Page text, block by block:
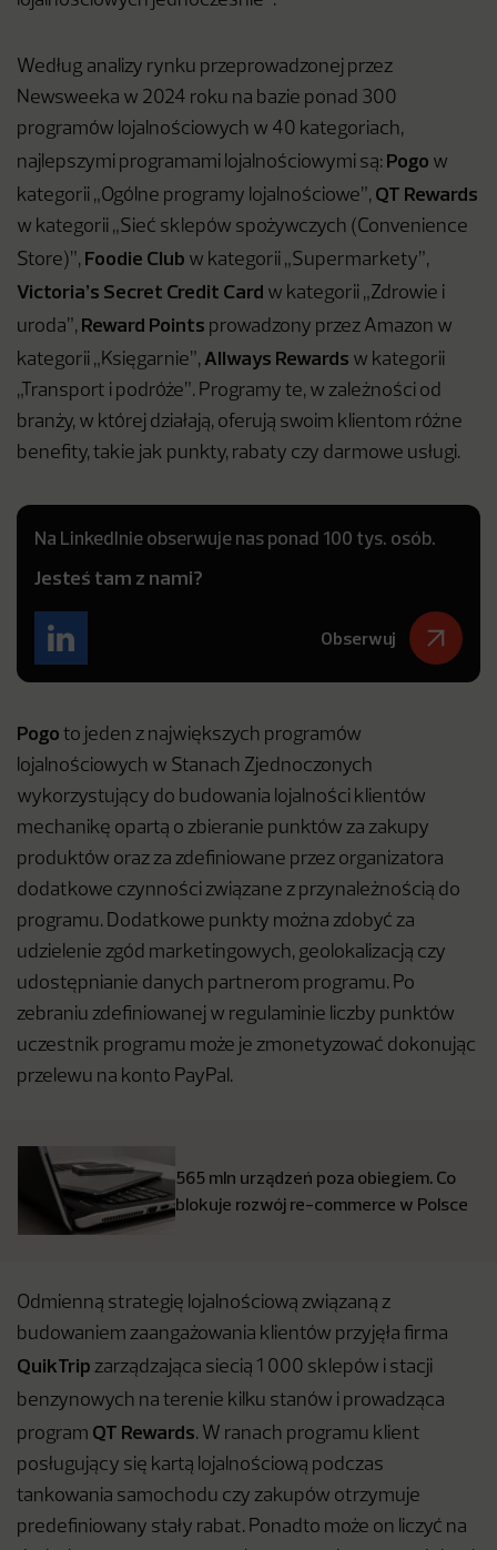
Według analizy rynku przeprowadzonej przez
Newsweeka w 2024 roku na bazie ponad 300
programów lojalnościowych w 40 kategoriach,
najlepszymi programami lojalnościowymi są: Pogo w
kategorii „Ogólne programy lojalnościowe”, QT Rewards
w kategorii „Sieć sklepów spożywczych (Convenience
Store)”, Foodie Club w kategorii „Supermarkety”,
Victoria’s Secret Credit Card w kategorii „Zdrowie i
uroda”, Reward Points prowadzony przez Amazon w
kategorii „Księgarnie”, Allways Rewards w kategorii
„Transport i podróże”. Programy te, w zależności od
branży, w której działają, oferują swoim klientom różne
benefity, takie jak punkty, rabaty czy darmowe usługi.
Na LinkedInie obserwuje nas ponad 100 tys. osób.
Jesteś tam z nami?
Obserwuj
Pogo to jeden z największych programów
lojalnościowych w Stanach Zjednoczonych
wykorzystujący do budowania lojalności klientów
mechanikę opartą o zbieranie punktów za zakupy
produktów oraz za zdefiniowane przez organizatora
dodatkowe czynności związane z przynależnością do
programu. Dodatkowe punkty można zdobyć za
udzielenie zgód marketingowych, geolokalizacją czy
udostępnianie danych partnerom programu. Po
zebraniu zdefiniowanej w regulaminie liczby punktów
uczestnik programu może je zmonetyzować dokonując
przelewu na konto PayPal.
565 mln urządzeń poza obiegiem. Co
blokuje rozwój re-commerce w Polsce
Odmienną strategię lojalnościową związaną z
budowaniem zaangażowania klientów przyjęła firma
QuikTrip zarządzająca siecią 1 000 sklepów i stacji
benzynowych na terenie kilku stanów i prowadząca
program QT Rewards. W ranach programu klient
posługujący się kartą lojalnościową podczas
tankowania samochodu czy zakupów otrzymuje
predefiniowany stały rabat. Ponadto może on liczyć na